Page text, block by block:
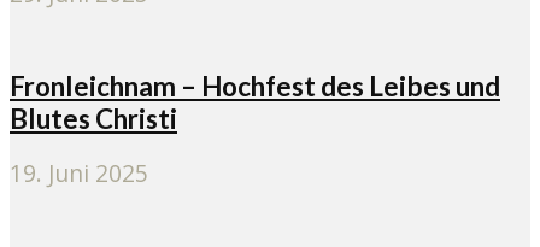
Fronleichnam – Hochfest des Leibes und
Blutes Christi
19. Juni 2025